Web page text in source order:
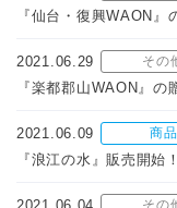
『仙台・復興WAON』
2021.06.29 その
『楽都郡山WAON』の
2021.06.09 商品
『浪江の水』販売開始！